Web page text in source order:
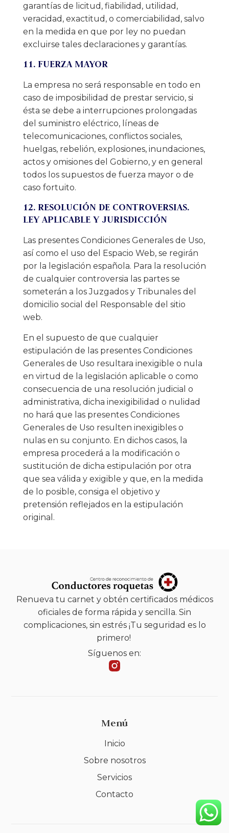
garantías de licitud, fiabilidad, utilidad,
veracidad, exactitud, o comerciabilidad, salvo
en la medida en que por ley no puedan
excluirse tales declaraciones y garantías.
11. FUERZA MAYOR
La empresa no será responsable en todo en
caso de imposibilidad de prestar servicio, si
ésta se debe a interrupciones prolongadas
del suministro eléctrico, líneas de
telecomunicaciones, conflictos sociales,
huelgas, rebelión, explosiones, inundaciones,
actos y omisiones del Gobierno, y en general
todos los supuestos de fuerza mayor o de
caso fortuito.
12. RESOLUCIÓN DE CONTROVERSIAS.
LEY APLICABLE Y JURISDICCIÓN
Las presentes Condiciones Generales de Uso,
así como el uso del Espacio Web, se regirán
por la legislación española. Para la resolución
de cualquier controversia las partes se
someterán a los Juzgados y Tribunales del
domicilio social del Responsable del sitio
web.
En el supuesto de que cualquier
estipulación de las presentes Condiciones
Generales de Uso resultara inexigible o nula
en virtud de la legislación aplicable o como
consecuencia de una resolución judicial o
administrativa, dicha inexigibilidad o nulidad
no hará que las presentes Condiciones
Generales de Uso resulten inexigibles o
nulas en su conjunto. En dichos casos, la
empresa procederá a la modificación o
sustitución de dicha estipulación por otra
que sea válida y exigible y que, en la medida
de lo posible, consiga el objetivo y
pretensión reflejados en la estipulación
original.
Renueva tu carnet y obtén certificados médicos
oficiales de forma rápida y sencilla. Sin
complicaciones, sin estrés ¡Tu seguridad es lo
primero!
Síguenos en:
Menú
Inicio
Sobre nosotros
Servicios
Contacto